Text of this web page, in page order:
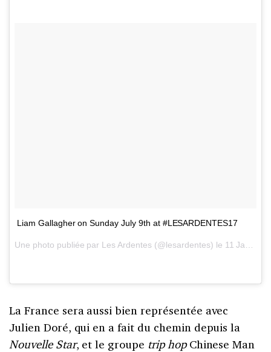
Liam Gallagher on Sunday July 9th at #LESARDENTES17
Une photo publiée par Les Ardentes (@lesardentes) le 11 Janv. 2017 à 1h52 PST
La France sera aussi bien représentée avec
Julien Doré, qui en a fait du chemin depuis la
Nouvelle Star, et le groupe trip hopChinese Man